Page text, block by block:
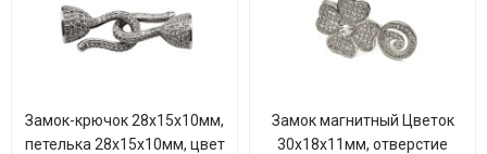
Замок-крючок 28х15х10мм,
петелька 28х15х10мм, цвет
Замок магнитный Цветок
30х18х11мм, отверстие